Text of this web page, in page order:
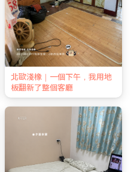
北歐淺橡｜一個下午，我用地
板翻新了整個客廳